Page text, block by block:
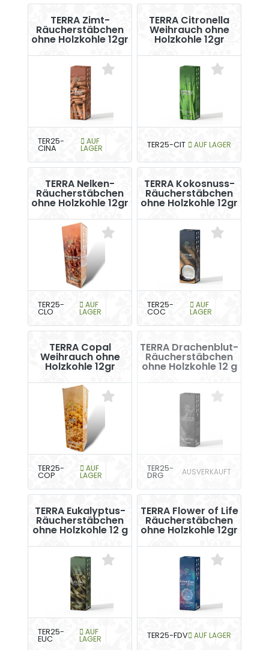
TERRA Zimt-
Räucherstäbchen
ohne Holzkohle 12gr
TER25-
CINA
AUF
LAGER
TERRA Citronella
Weihrauch ohne
Holzkohle 12gr
TER25-CIT AUF LAGER
TERRA Nelken-
Räucherstäbchen
ohne Holzkohle 12gr
TER25-
CLO
AUF
LAGER
TERRA Kokosnuss-
Räucherstäbchen
ohne Holzkohle 12gr
TER25-
COC
AUF
LAGER
TERRA Copal
Weihrauch ohne
Holzkohle 12gr
TER25-
COP
AUF
LAGER
TERRA Drachenblut-
Räucherstäbchen
ohne Holzkohle 12 g
TER25-
DRG AUSVERKAUFT
TERRA Eukalyptus-
Räucherstäbchen
ohne Holzkohle 12 g
TER25-
EUC
AUF
LAGER
TERRA Flower of Life
Räucherstäbchen
ohne Holzkohle 12gr
TER25-FDV AUF LAGER